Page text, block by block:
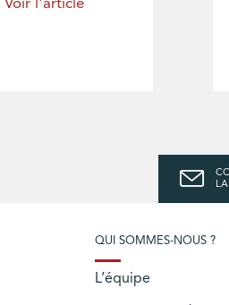
Voir l'article
QUI SOMMES-NOUS ?
L’équipe